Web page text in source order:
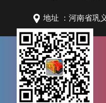
地址 ：河南省巩